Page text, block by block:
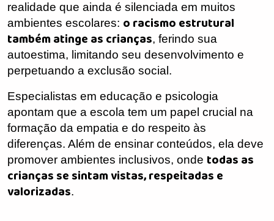
realidade que ainda é silenciada em muitos
ambientes escolares: o racismo estrutural
também atinge as crianças, ferindo sua
autoestima, limitando seu desenvolvimento e
perpetuando a exclusão social.
Especialistas em educação e psicologia
apontam que a escola tem um papel crucial na
formação da empatia e do respeito às
diferenças. Além de ensinar conteúdos, ela deve
promover ambientes inclusivos, onde todas as
crianças se sintam vistas, respeitadas e
valorizadas.